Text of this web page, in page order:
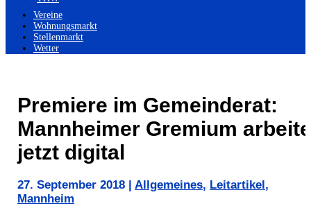
Vereine
Wohnungsmarkt
Stellenmarkt
Wetter
Premiere im Gemeinderat:
Mannheimer Gremium
jetzt digital
27. September 2018 Allgemeines, Leitartikel ,
Mannheim